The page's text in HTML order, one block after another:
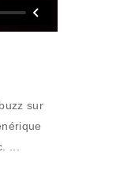
sur